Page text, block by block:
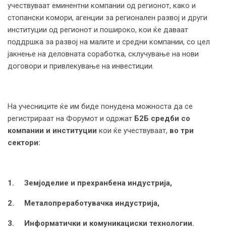
учествуваат еминентни компании од регионот, како и
стопански комори, агенции за регионален развој и други
институции од регионот и пошироко, кои ќе даваат
поддршка за развој на малите и средни компании, со цел
јакнење на деловната соработка, склучување на нови
договори и привлекување на инвестиции.
На учесниците ќе им биде понудена можноста да се
регистрираат на Форумот и одржат Б2Б средби со
компании и институции кои ќе учествуваат, во три
сектори:
1. Земјоделие и прехранбена индустрија,
2. Металопреработувачка индустрија,
3. Информатички и комуникациски технологии.